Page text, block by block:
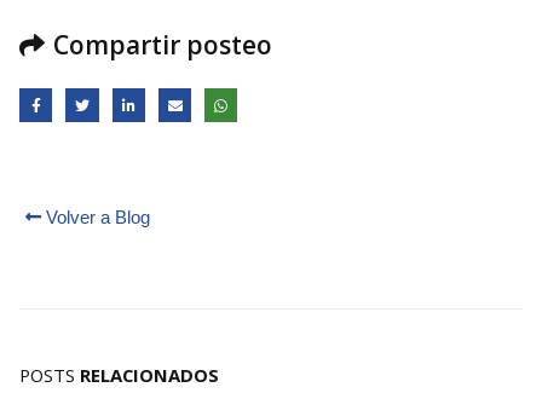
Compartir posteo
Volver a Blog
POSTS RELACIONADOS